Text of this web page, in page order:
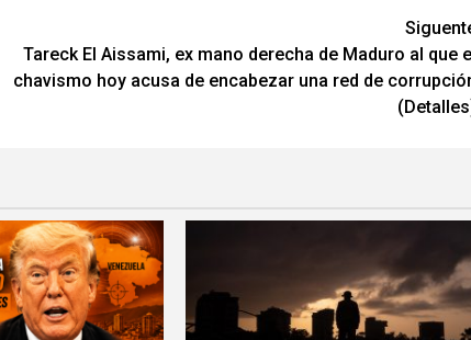
Tareck El Aissami, ex mano derecha de Maduro al que
chavismo hoy acusa de encabezar una red de